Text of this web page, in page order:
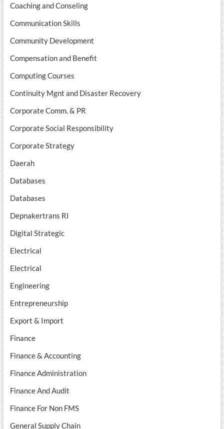
Coaching and Conseling
Communication Skills
Community Development
Compensation and Benefit
Computing Courses
Continuity Mgnt and Disaster Recovery
Corporate Comm. & PR
Corporate Social Responsibility
Corporate Strategy
Daerah
Databases
Databases
Depnakertrans RI
Digital Strategic
Electrical
Electrical
Engineering
Entrepreneurship
Export & Import
Finance
Finance & Accounting
Finance Administration
Finance And Audit
Finance For Non FMS
General Supply Chain